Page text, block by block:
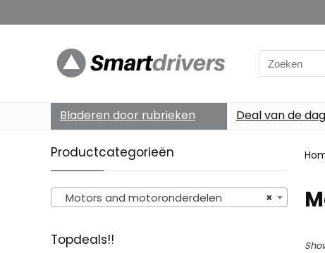
Search
for:
Bladeren door rubrieken Deal van de dag
Productcategorieën
×
Motors and motoronderdelen
Topdeals!!